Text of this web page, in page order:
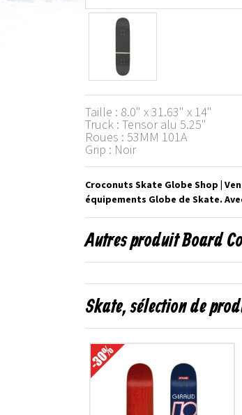
Taille : 8.0" x 31.63" x 14"
Truck : Tensor alu 5.25"
Roues : 53MM 101A
Grip : Noir
Croconuts Skate Globe Shop |
équipements Globe de Skate.
Autres produit Board
Skate, sélection de